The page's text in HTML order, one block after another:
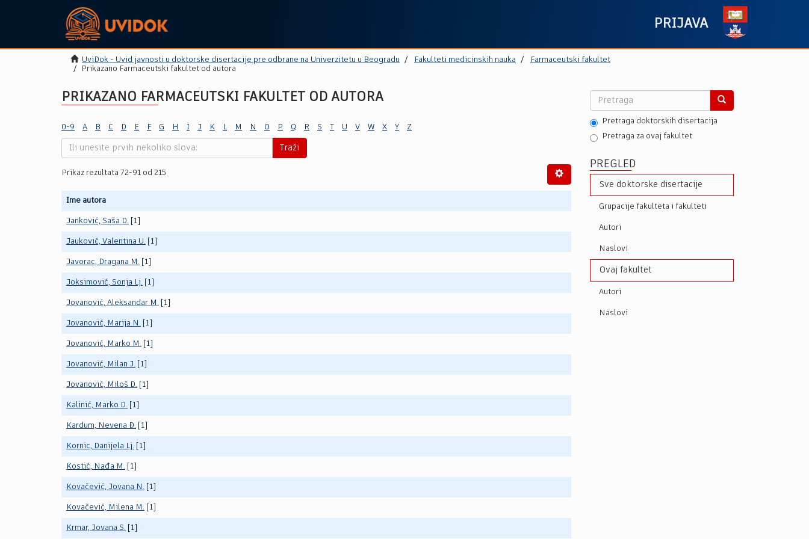
PRIJAVA
UviDok - Uvid javnosti u doktorske disertacije pre odbrane na Univerzitetu u Beogradu Fakulteti medicinskih nauka
Farmaceutski fakultet
Prikazano Farmaceutski fakultet od autora
PRIKAZANO FARMACEUTSKI FAKULTET OD AUTORA
0-9 A B C D E F G H I J K L M N O P Q R S T U V W X Y Z
Traži
Prikaz rezultata 72-91 od 215
Ime autora
Janković, Saša D. [1]
Jauković, Valentina U. [1]
Javorac, Dragana M. [1]
Joksimović, Sonja Lj. [1]
Jovanović, Aleksandar M. [1]
Jovanović, Marija N. [1]
Jovanović, Marko M. [1]
Jovanović, Milan J. [1]
Jovanović, Miloš D. [1]
Kalinić, Marko D. [1]
Kardum, Nevena Đ. [1]
Kornic, Danijela Lj. [1]
Kostić, Nađa M. [1]
Kovačević, Jovana N. [1]
Kovačević, Milena M. [1]
Krmar, Jovana S. [1]
Pretraga doktorskih disertacija
Pretraga za ovaj fakultet
PREGLED
Sve doktorske disertacije
Grupacije fakulteta i fakulteti
Autori
Naslovi
Ovaj fakultet
Autori
Naslovi